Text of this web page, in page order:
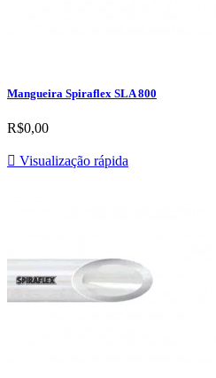
Mangueira Spiraflex SLA 800
R$0,00
 Visualização rápida